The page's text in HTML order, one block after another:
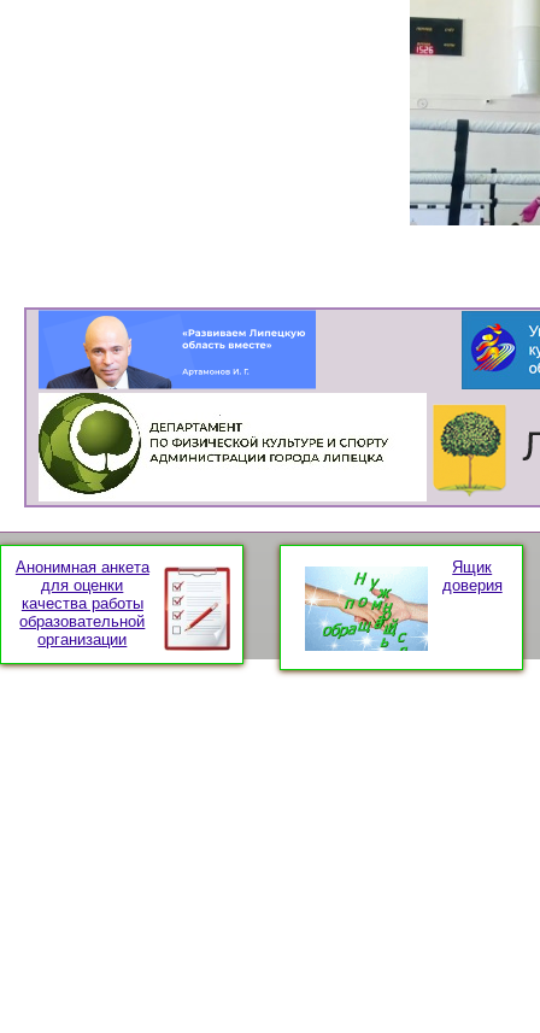
Анонимная анкета
для оценки
качества работы
образовательной
организации
Ящик
доверия